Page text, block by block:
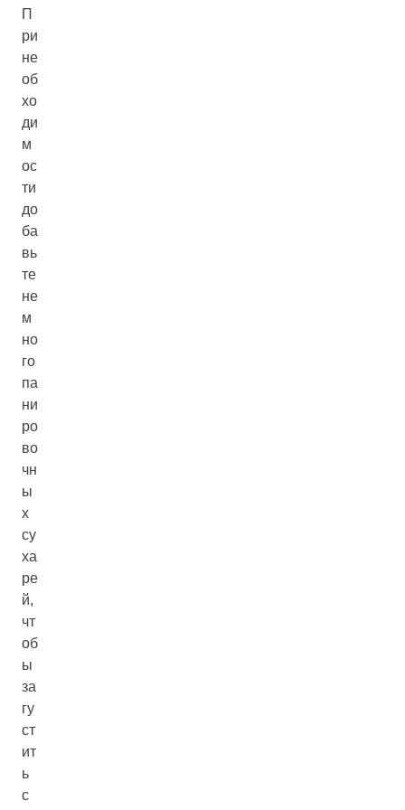
П
ри
не
об
хо
ди
м
ос
ти
до
ба
вь
те
не
м
но
го
па
ни
ро
во
чн
ы
х
су
ха
ре
й,
чт
об
ы
за
гу
ст
ит
ь
с